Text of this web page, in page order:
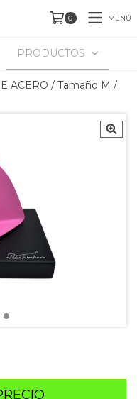
0 MENÚ
PRODUCTOS
ACERO / Tamaño M /